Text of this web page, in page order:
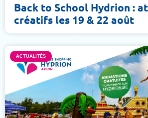
Back to School Hydrion :
créatifs les 19 & 22 août
ACTUALITÉS